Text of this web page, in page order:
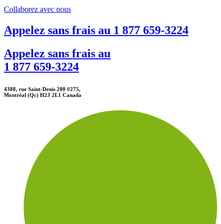
Collaborez avec nous
Appelez sans frais au 1 877 659-3224
Appelez sans frais au
1 877 659-3224
4388, rue Saint-Denis 200 #275,
Montréal (Qc) H2J 2L1 Canada